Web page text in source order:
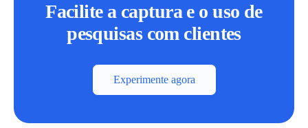
Facilite a captura e o uso de
pesquisas com clientes
Experimente agora